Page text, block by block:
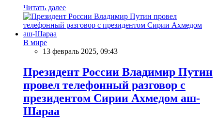
Читать далее
В мире
13 февраль 2025, 09:43
Президент России Владимир Путин
провел телефонный разговор с
президентом Сирии Ахмедом аш-
Шараа